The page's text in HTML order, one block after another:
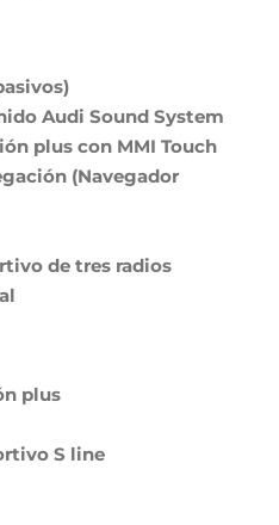
Audi Sound System
plus con MMI Touch
(Navegador
de tres radios
plus
S line